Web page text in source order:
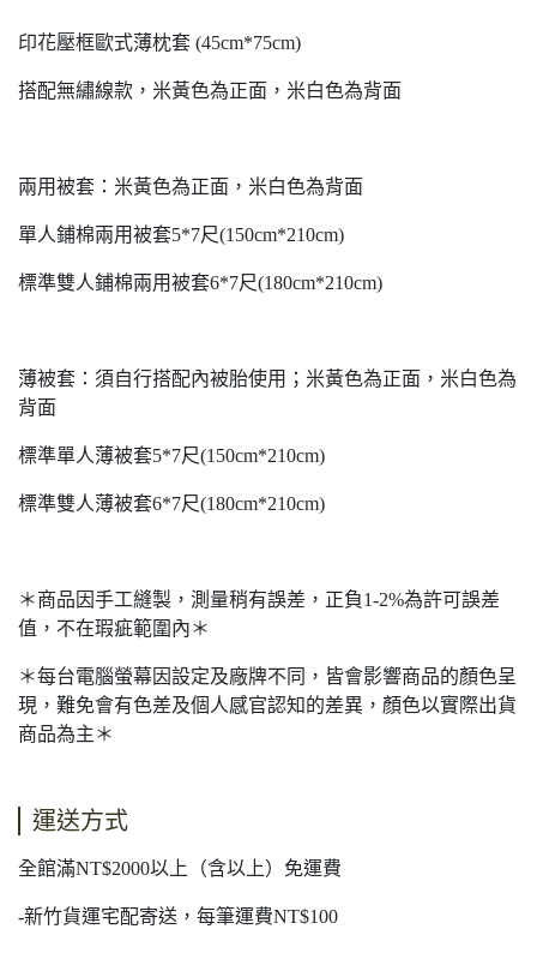
印花壓框歐式薄枕套 (45cm*75cm)
搭配無繡線款，米黃色為正面，米白色為背面
兩用被套：米黃色為正面，米白色為背面
單人鋪棉兩用被套5*7尺(150cm*210cm)
標準雙人鋪棉兩用被套6*7尺(180cm*210cm)
薄被套：須自行搭配內被胎使用；米黃色為正面，米白色為
背面
標準單人薄被套5*7尺(150cm*210cm)
標準雙人薄被套6*7尺(180cm*210cm)
＊商品因手工縫製，測量稍有誤差，正負1-2%為許可誤差
值，不在瑕疵範圍內＊
＊每台電腦螢幕因設定及廠牌不同，皆會影響商品的顏色呈
現，難免會有色差及個人感官認知的差異，顏色以實際出貨
商品為主＊
運送方式
全館滿NT$2000以上（含以上）免運費
-新竹貨運宅配寄送，每筆運費NT$100